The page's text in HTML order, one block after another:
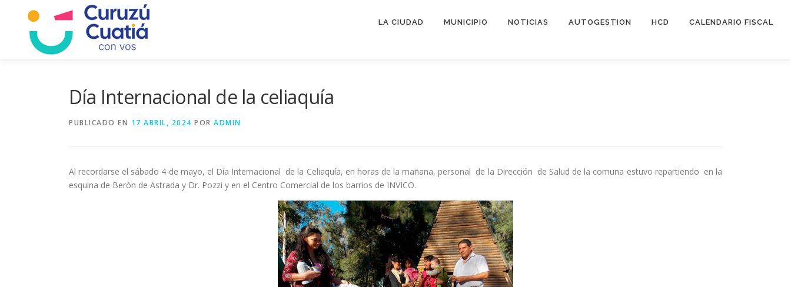
contenido
LA CIUDAD MUNICIPIO NOTICIAS AUTOGESTION HCD CALENDARIO FISCAL
Día Internacional de la celiaquía
PUBLICADO EN 17 ABRIL, 2024 POR ADMIN
Al recordarse el sábado 4 de mayo, el Día Internacional de la Celiaquía, en horas de la mañana, personal de la Dirección de Salud de la comuna estuvo repartiendo en la
esquina de Berón de Astrada y Dr. Pozzi y en el Centro Comercial de los barrios de INVICO.